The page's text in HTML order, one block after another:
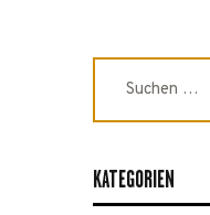
nach:
KATEGORIEN